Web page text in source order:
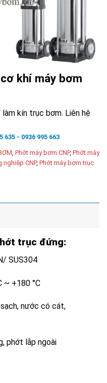
khí máy bơm
kín trục bơm. Liên hệ
635 - 0936 995 663
, Phớt máy bơm CNP, Phớt máy
nghiệp CNP, Phớt máy bơm trục
trục đứng:
SUS304
~ +180 °C
nước có cát,
phớt lắp ngoài